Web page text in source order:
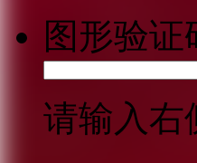
图形验证
请输入右